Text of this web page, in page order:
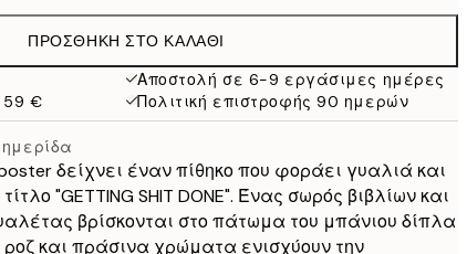
21,95 €
30,45 €
38 €
ΠΡΟΣΘΉΚΗ ΣΤΟ ΚΑΛΆΘΙ
Αποστολή σε 6-9 εργάσιμες ημέρες
59 €
Πολιτική επιστροφής 90 ημερών
δείχνει έναν πίθηκο που φοράει γυαλιά και
"GETTING SHIT DONE". Ένας σωρός βιβλίων και
βρίσκονται στο πάτωμα του μπάνιου δίπλα
ροζ και πράσινα χρώματα ενισχύουν την